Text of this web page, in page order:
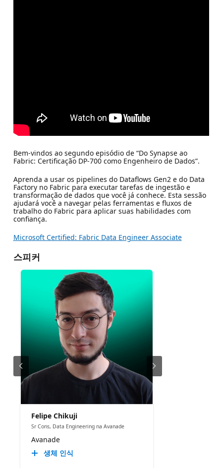
Bem-vindos ao segundo episódio de “Do Synapse ao
Fabric: Certificação DP-700 como Engenheiro de Dados”.
Aprenda a usar os pipelines do Dataflows Gen2 e do Data
Factory no Fabric para executar tarefas de ingestão e
transformação de dados que você já conhece. Esta sessão
ajudará você a navegar pelas ferramentas e fluxos de
trabalho do Fabric para aplicar suas habilidades com
confiança.
Microsoft Certified: Fabric Data Engineer Associate
스피커
Felipe Chikuji
Sr Cons, Data Engineering na Avanade
Avanade
생체 인식